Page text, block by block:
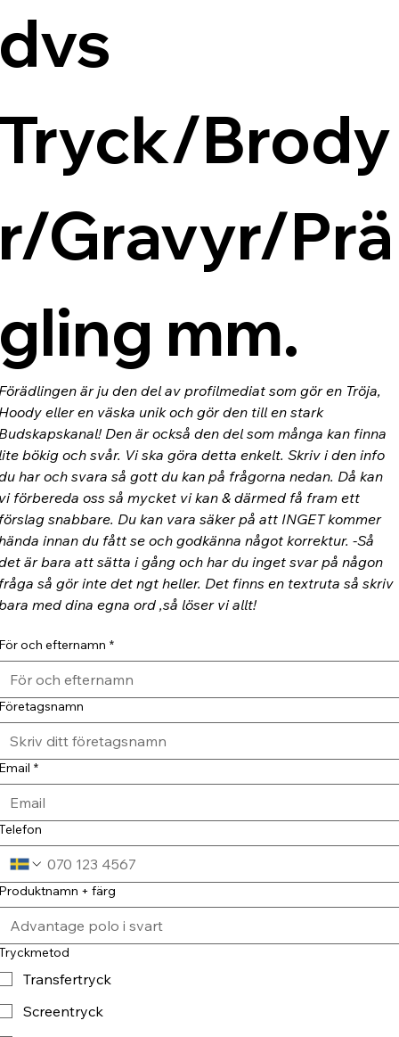
Brody
Gravyr/Prä
mm.
är ju den del av profilmediat som gör en Tröja,
eller en väska unik och gör den till en stark
Den är också den del som många kan finna
bökig och svår. Vi ska göra detta enkelt. Skriv i den info
har och svara så gott du kan på frågorna nedan. Då kan
förbereda oss så mycket vi kan & därmed få fram ett
snabbare. Du kan vara säker på att INGET kommer
innan du fått se och godkänna något korrektur. -Så
är bara att sätta i gång och har du inget svar på någon
så gör inte det ngt heller. Det finns en textruta så skriv
med dina egna ord ,så löser vi allt!
och efternamn *
*
+ färg
Transfertryck
Screentryck